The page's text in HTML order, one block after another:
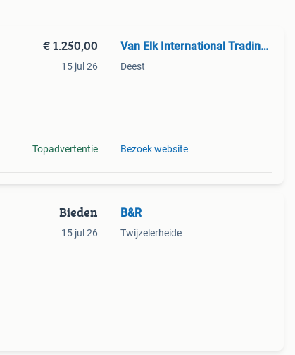
€ 1.250,00
15 jul 26
Topadvertentie
Van Elk International Trading BV
Deest
Bezoek website
Bieden
15 jul 26
B&R
Twijzelerheide